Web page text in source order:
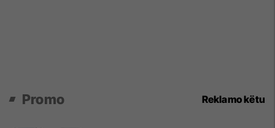
Promo Reklamo këtu